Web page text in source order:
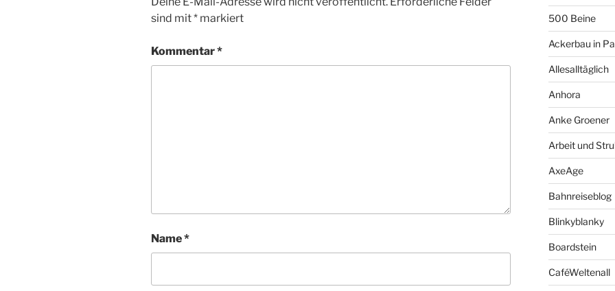
sind mit* markiert
Kommentar*
Name*
500 Beine
Ackerbau in
Allesalltäglich
Anhora
Anke Groener
Arbeit und
AxeAge
Bahnreiseblog
Blinkyblanky
Boardstein
CaféWeltenall